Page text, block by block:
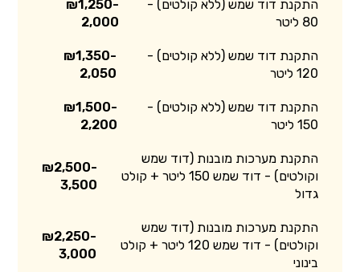
התקנת דוד שמש (ללא קולטים) -
80 ליטר
₪1,250-
2,000
התקנת דוד שמש (ללא קולטים) -
120 ליטר
₪1,350-
2,050
התקנת דוד שמש (ללא קולטים) -
150 ליטר
₪1,500-
2,200
התקנת מערכות מובנות (דוד שמש
וקולטים) - דוד שמש 150 ליטר + קולט
גדול
₪2,500-
3,500
התקנת מערכות מובנות (דוד שמש
וקולטים) - דוד שמש 120 ליטר + קולט
בינוני
₪2,250-
3,000